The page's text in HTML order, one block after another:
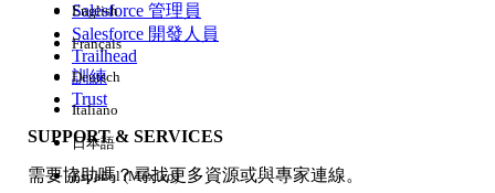
經驗
Salesforce 管理員
Salesforce 開發人員
Trailhead
訓練
Trust
SUPPORT & SERVICES
需要協助嗎？尋找更多資源或與專家連線。
English
Français
Deutsch
Italiano
日本語
Español (México)